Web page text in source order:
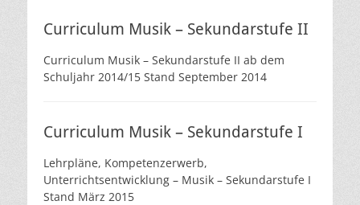
Curriculum Musik – Sekundarstufe II
Curriculum Musik – Sekundarstufe II ab dem
Schuljahr 2014/15 Stand September 2014
Curriculum Musik – Sekundarstufe I
Lehrpläne, Kompetenzerwerb,
Unterrichtsentwicklung – Musik – Sekundarstufe I
Stand März 2015